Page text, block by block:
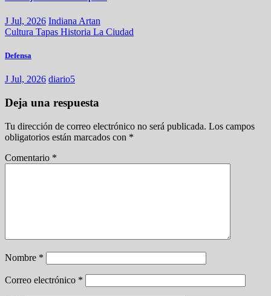
J Jul, 2026 Indiana Artan
Cultura Tapas Historia La Ciudad
Defensa
J Jul, 2026 diario5
Deja una respuesta
Tu dirección de correo electrónico no será publicada. Los campos
obligatorios están marcados con *
Comentario *
Nombre *
Correo electrónico *